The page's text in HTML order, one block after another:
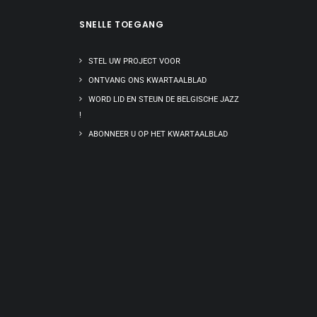
SNELLE TOEGANG
STEL UW PROJECT VOOR
ONTVANG ONS KWARTAALBLAD
WORD LID EN STEUN DE BELGISCHE JAZZ
!
ABONNEER U OP HET KWARTAALBLAD